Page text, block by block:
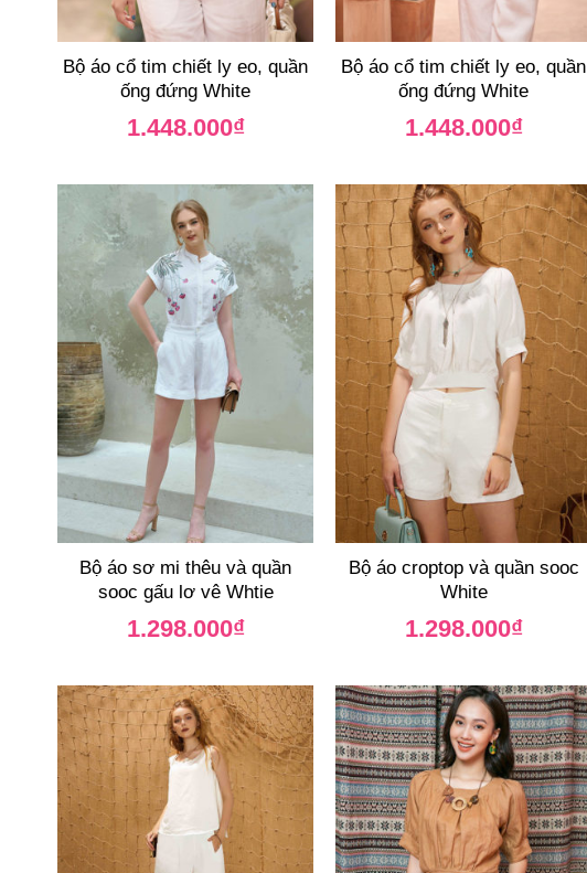
Bộ áo cổ tim chiết ly eo, quần
ống đứng White
1.448.000₫
Bộ áo cổ tim chiết ly eo, quần
ống đứng White
1.448.000₫
Bộ áo sơ mi thêu và quần
sooc gấu lơ vê Whtie
1.298.000₫
Bộ áo croptop và quần sooc
White
1.298.000₫